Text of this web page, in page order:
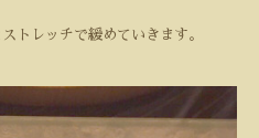
トレッチで緩めていきます。